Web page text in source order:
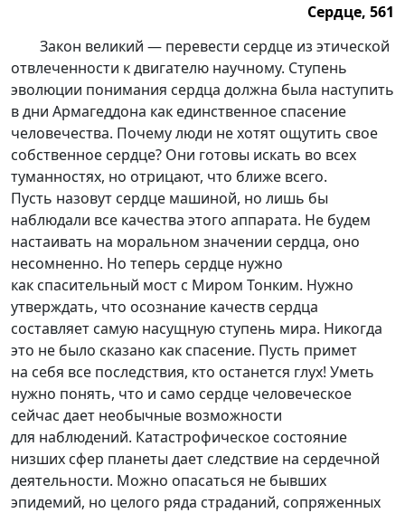
Сердце, 561
Сердце, 561.
Закон великий — перевести сердце из этической
отвлеченности к двигателю научному. Ступень
эволюции понимания сердца должна была наступить
в дни Армагеддона как единственное спасение
человечества. Почему люди не хотят ощутить свое
собственное сердце? Они готовы искать во всех
туманностях, но отрицают, что ближе всего.
Пусть назовут сердце машиной, но лишь бы
наблюдали все качества этого аппарата. Не будем
настаивать на моральном значении сердца, оно
несомненно. Но теперь сердце нужно
как спасительный мост с Миром Тонким. Нужно
утверждать, что осознание качеств сердца
составляет самую насущную ступень мира. Никогда
это не было сказано как спасение. Пусть примет
на себя все последствия, кто останется глух! Уметь
нужно понять, что и само сердце человеческое
сейчас дает необычные возможности
для наблюдений. Катастрофическое состояние
низших сфер планеты дает следствие на сердечной
деятельности. Можно опасаться не бывших
эпидемий, но целого ряда страданий, сопряженных